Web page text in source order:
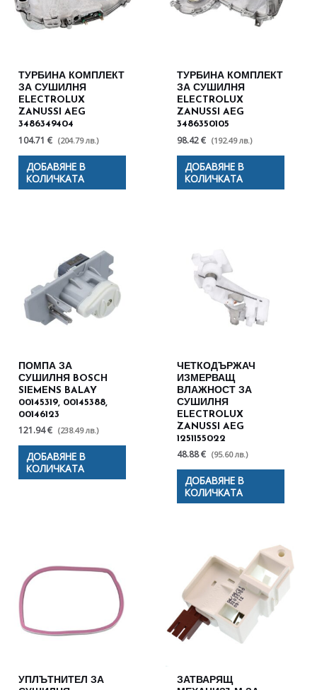
ТУРБИНА КОМПЛЕКТ
ЗА СУШИЛНЯ
ELECTROLUX
ZANUSSI AEG
3486349404
104.71 € (204.79 лв.)
ДОБАВЯНЕ В
КОЛИЧКАТА
ТУРБИНА КОМПЛЕКТ
ЗА СУШИЛНЯ
ELECTROLUX
ZANUSSI AEG
3486350105
98.42 € (192.49 лв.)
ДОБАВЯНЕ В
КОЛИЧКАТА
ПОМПА ЗА
СУШИЛНЯ BOSCH
SIEMENS BALAY
00145319, 00145388,
00146123
121.94 € (238.49 лв.)
ДОБАВЯНЕ В
КОЛИЧКАТА
ЧЕТКОДЪРЖАЧ
ИЗМЕРВАЩ
ВЛАЖНОСТ ЗА
СУШИЛНЯ
ELECTROLUX
ZANUSSI AEG
1251155022
48.88 € (95.60 лв.)
ДОБАВЯНЕ В
КОЛИЧКАТА
УПЛЪТНИТЕЛ ЗА
ЗАТВАРЯЩ